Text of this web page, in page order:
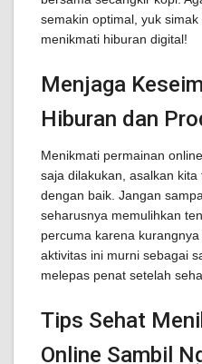
semakin optimal, yuk
menikmati hiburan digital!
Menjaga
Hiburan dan
Menikmati permainan
saja dilakukan, asalkan
dengan baik. Jangan
seharusnya memulihkan
percuma karena
aktivitas ini murni sebagai
melepas penat setelah
Tips Sehat
Online Sambil